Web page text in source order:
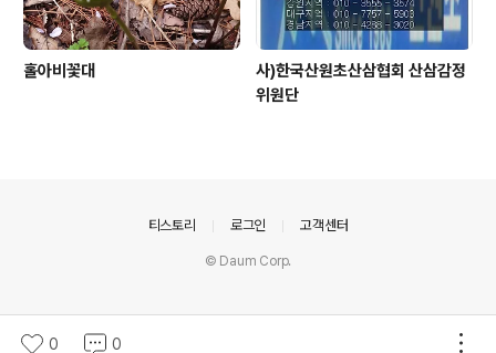
홀아비꽃대
사)한국산원초산삼협회 산삼감정
위원단
0 0
티스토리 로그인 고객센터
© Daum Corp.